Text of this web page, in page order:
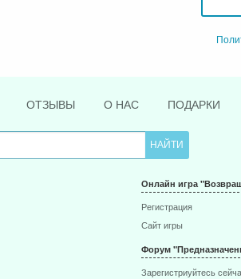
ОТЗЫВЫ О НАС ПОДАРКИ
Онлайн игра
Регистрация
Сайт игры
Форум
Зарегистриуйтесь